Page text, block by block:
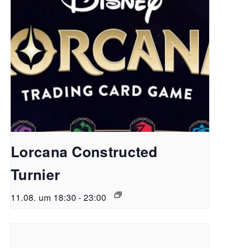
Lorcana Constructed
Turnier
11.08. um 18:30 - 23:00